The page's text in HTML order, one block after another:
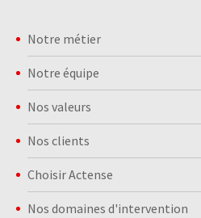
Notre métier
Notre équipe
Nos valeurs
Nos clients
Choisir Actense
Nos domaines d'intervention